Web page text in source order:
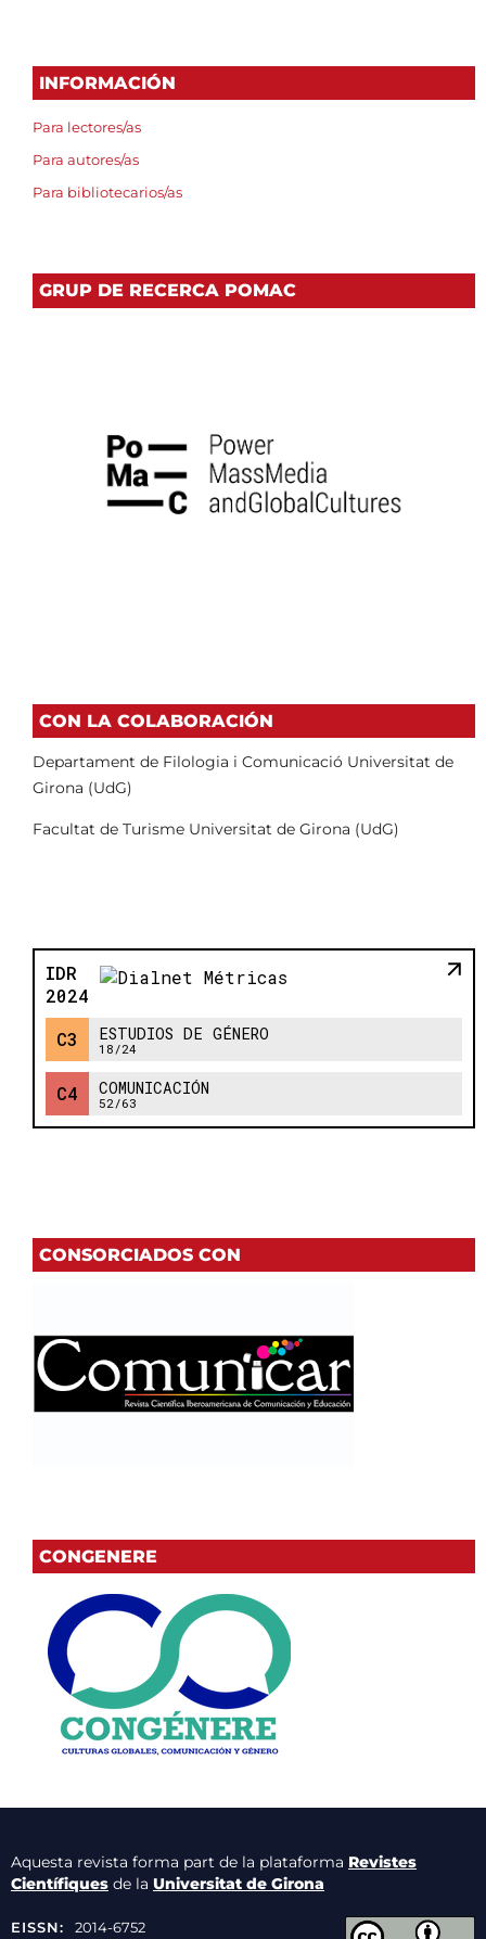
INFORMACIÓN
Para lectores/as
Para autores/as
Para bibliotecarios/as
GRUP DE RECERCA POMAC
CON LA COLABORACIÓN
Departament de Filologia i Comunicació Universitat de
Girona (UdG)
Facultat de Turisme Universitat de Girona (UdG)
CONSORCIADOS CON
CONGENERE
Aquesta revista forma part de la plataforma Revistes
Científiquesde la Universitat de Girona
EISSN: 2014-6752